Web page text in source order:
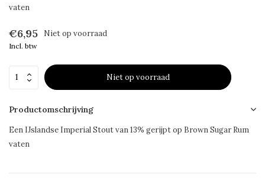
vaten
€6,95 Niet op voorraad
Incl. btw
Niet op voorraad
Productomschrijving
Een IJslandse Imperial Stout van 13% gerijpt op Brown Sugar Rum
vaten